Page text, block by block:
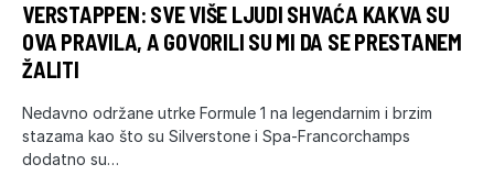
VERSTAPPEN: SVE VIŠE LJUDI SHVAĆA KAKVA SU
OVA PRAVILA, A GOVORILI SU MI DA SE PRESTANEM
ŽALITI
Nedavno održane utrke Formule 1 na legendarnim i brzim
stazama kao što su Silverstone i Spa-Francorchamps
dodatno su…